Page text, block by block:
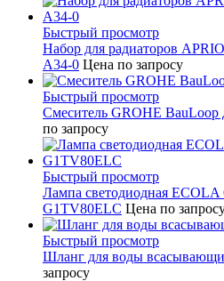
Быстрый просмотр
Набор для радиаторов
A34-0 Цена по запросу
Быстрый просмотр
Смеситель GROHE BauLoop
по запросу
Быстрый просмотр
Лампа светодиодная
G1TV80ELC Цена по
Быстрый просмотр
Шланг для воды
запросу